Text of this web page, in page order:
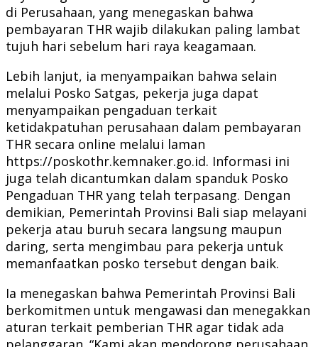
di Perusahaan, yang menegaskan bahwa
pembayaran THR wajib dilakukan paling lambat
tujuh hari sebelum hari raya keagamaan.
Lebih lanjut, ia menyampaikan bahwa selain
melalui Posko Satgas, pekerja juga dapat
menyampaikan pengaduan terkait
ketidakpatuhan perusahaan dalam pembayaran
THR secara online melalui laman
https://poskothr.kemnaker.go.id. Informasi ini
juga telah dicantumkan dalam spanduk Posko
Pengaduan THR yang telah terpasang. Dengan
demikian, Pemerintah Provinsi Bali siap melayani
pekerja atau buruh secara langsung maupun
daring, serta mengimbau para pekerja untuk
memanfaatkan posko tersebut dengan baik.
Ia menegaskan bahwa Pemerintah Provinsi Bali
berkomitmen untuk mengawasi dan menegakkan
aturan terkait pemberian THR agar tidak ada